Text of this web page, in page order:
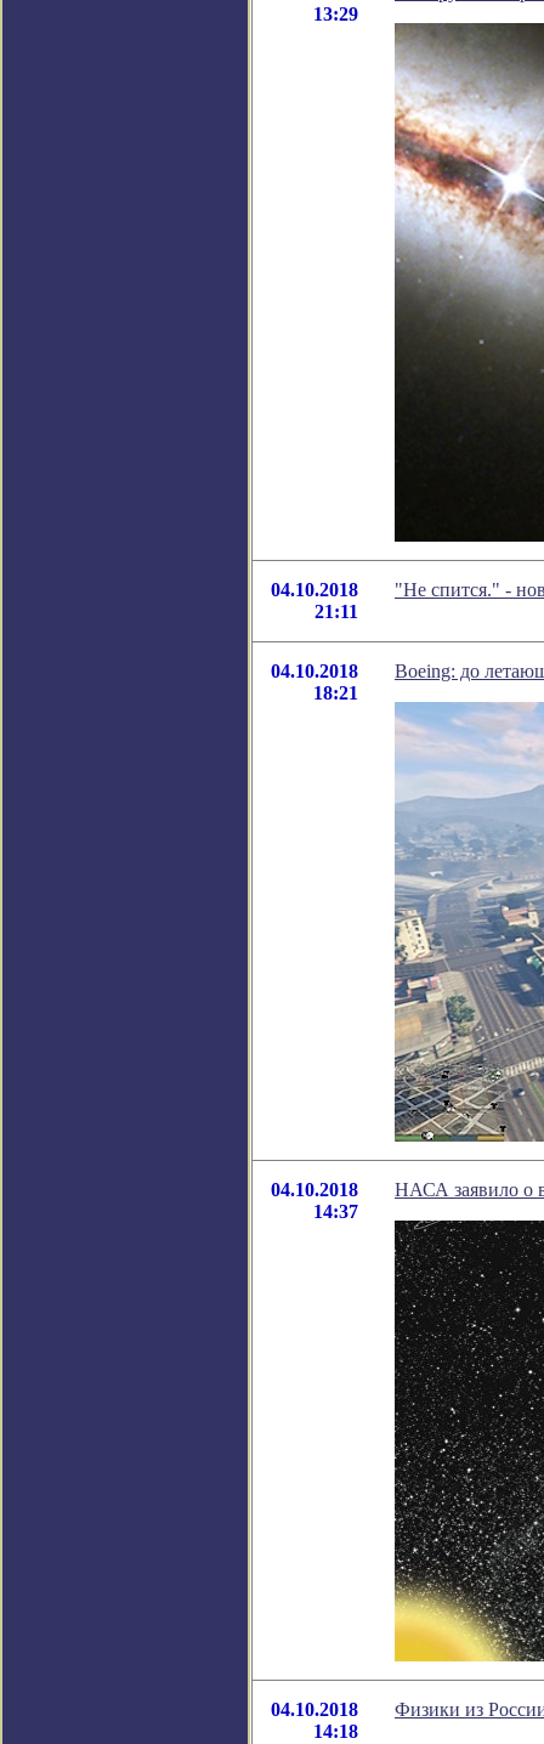
13:29
04.10.2018
21:11
"Не спится." -
04.10.2018
18:21
Boeing: до
04.10.2018
14:37
НАСА заявило о
04.10.2018
14:18
Физики из